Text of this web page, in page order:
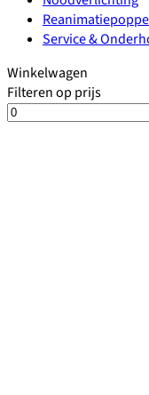
Service &
Winkelwagen
Filteren op prijs
Min.